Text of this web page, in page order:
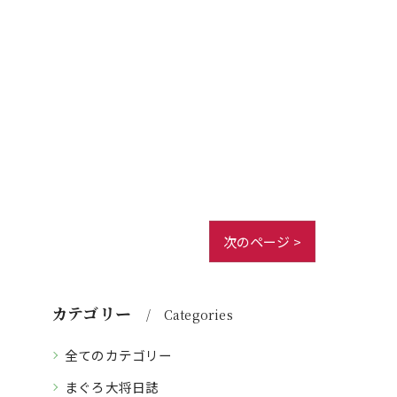
次のページ >
カテゴリー Categories
全てのカテゴリー
まぐろ大将日誌